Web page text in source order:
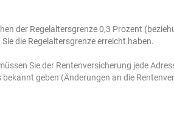
der Regelaltersgrenze 0,3 Prozent
die Regelaltersgrenze erreicht haben.
Sie der Rentenversicherung jede
bekannt geben (Änderungen an die